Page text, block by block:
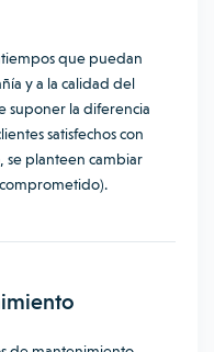
que puedan
y a la calidad del
suponer la diferencia
satisfechos con
se planteen cambiar